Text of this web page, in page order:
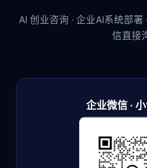
AI 创业咨询 · 企业AI系统部署
信直接
企业微信 ·